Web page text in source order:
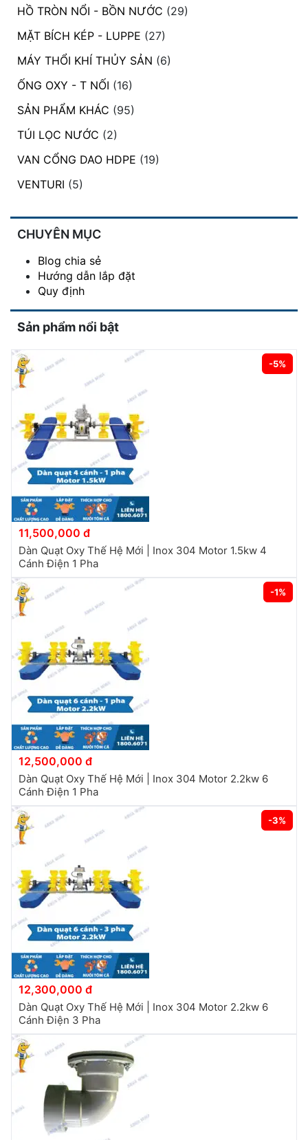
HỒ TRÒN NỔI - BỒN NƯỚC (29)
MẶT BÍCH KÉP - LUPPE (27)
MÁY THỔI KHÍ THỦY SẢN (6)
ỐNG OXY - T NỐI (16)
SẢN PHẨM KHÁC (95)
TÚI LỌC NƯỚC (2)
VAN CỔNG DAO HDPE (19)
VENTURI (5)
CHUYÊN MỤC
Blog chia sẻ
Hướng dẫn lắp đặt
Quy định
Sản phẩm nổi bật
-5%
11,500,000 đ
Dàn Quạt Oxy Thế Hệ Mới | Inox 304 Motor 1.5kw 4
Cánh Điện 1 Pha
-1%
12,500,000 đ
Dàn Quạt Oxy Thế Hệ Mới | Inox 304 Motor 2.2kw 6
Cánh Điện 1 Pha
-3%
12,300,000 đ
Dàn Quạt Oxy Thế Hệ Mới | Inox 304 Motor 2.2kw 6
Cánh Điện 3 Pha